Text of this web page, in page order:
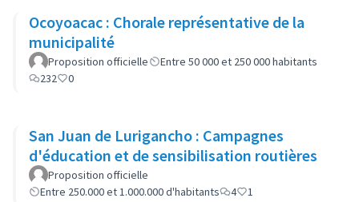
Ocoyoacac : Chorale représentative de la
municipalité
Proposition officielle
Entre 50 000 et 250 000 habitants
232
0
San Juan de Lurigancho : Campagnes
d'éducation et de sensibilisation routières
Proposition officielle
Entre 250.000 et 1.000.000 d'habitants
4 1